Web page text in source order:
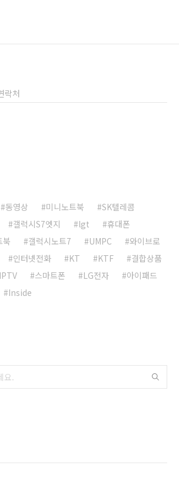
개하지 않았..
락처
동영상 미니노트북
SK텔레콤
갤럭시S7엣지 lgt
휴대폰
북 갤럭시노트7 UMPC
와이브로
인터넷전화 KT KTF
결합상품
IPTV 스마트폰 LG전자
아이패드
Inside